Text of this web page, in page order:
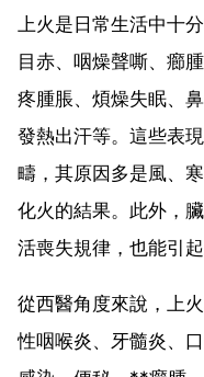
上火是日常生活中十
目赤、咽燥聲嘶、癤
疼腫脹、煩燥失眠、
發熱出汗等。這些表
疇，其原因多是風、
化火的結果。此外，
活喪失規律，也能引起
從西醫角度來說，上
性咽喉炎、牙髓炎、